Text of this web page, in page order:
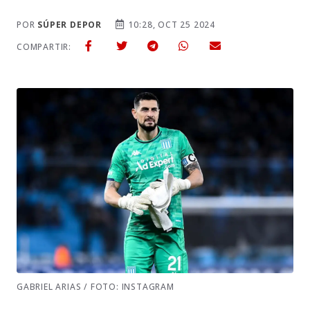
POR SÚPER DEPOR
10:28, OCT 25 2024
COMPARTIR:
GABRIEL ARIAS / FOTO: INSTAGRAM